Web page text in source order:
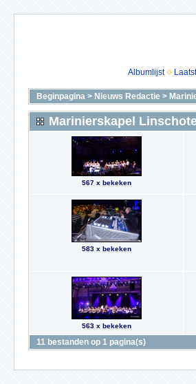
Albumlijst
Beginpagina > Nieuws Redactie >
Marinierskapel
567 x bekeken
583 x bekeken
563 x bekeken
11 bestanden op 1 pagina(s)